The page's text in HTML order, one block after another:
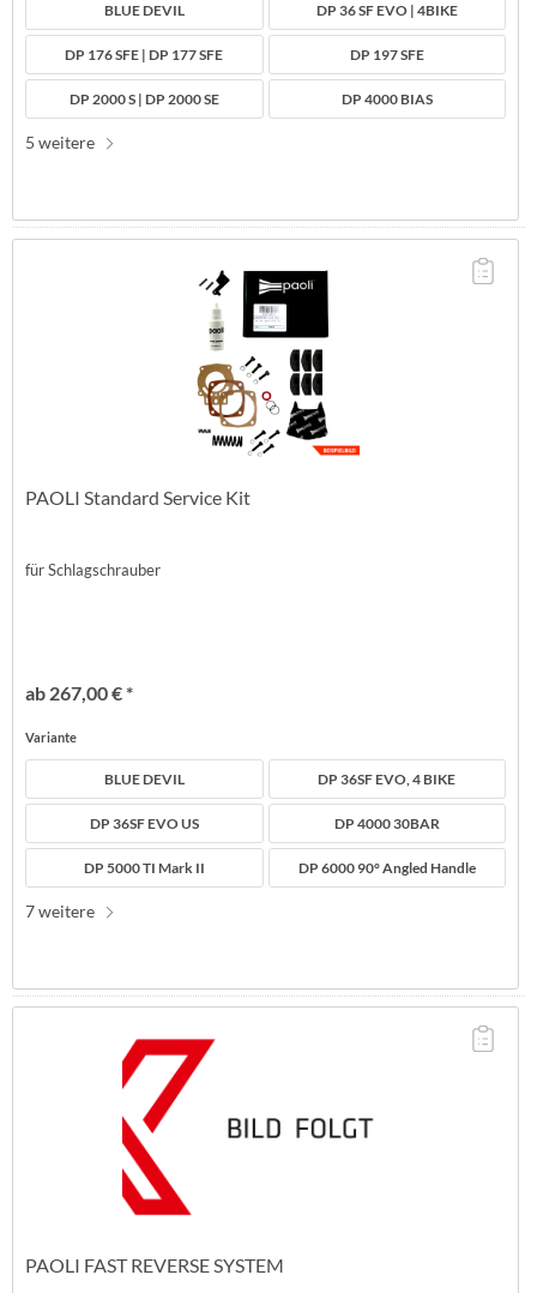
BLUE DEVIL DP 36 SF EVO | 4BIKE
DP 176 SFE | DP 177 SFE DP 197 SFE
DP 2000 S | DP 2000 SE DP 4000 BIAS
5 weitere
PAOLI Standard Service Kit
für Schlagschrauber
ab 267,00 € *
Variante
BLUE DEVIL DP 36SF EVO, 4 BIKE
DP 36SF EVO US DP 4000 30BAR
DP 5000 TI Mark II DP 6000 90° Angled Handle
7 weitere
PAOLI FAST REVERSE SYSTEM